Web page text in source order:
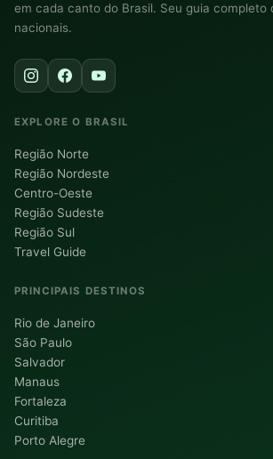
em cada canto do Brasil. Seu guia completo
nacionais.
EXPLORE O BRASIL
Região Norte
Região Nordeste
Centro-Oeste
Região Sudeste
Região Sul
Travel Guide
PRINCIPAIS DESTINOS
Rio de Janeiro
São Paulo
Salvador
Manaus
Fortaleza
Curitiba
Porto Alegre